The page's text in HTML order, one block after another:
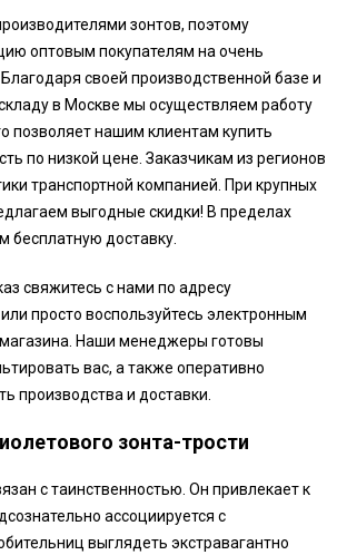
зонтов, поэтому
оптовым покупателям на очень
своей производственной базе и
в Москве мы осуществляем работу
позволяет нашим клиентам купить
по низкой цене. Заказчикам из регионов
транспортной компанией. При крупных
выгодные скидки! В пределах
доставку.
свяжитесь с нами по адресу
просто воспользуйтесь электронным
Наши менеджеры готовы
вас, а также оперативно
производства и доставки.
зонта-трости
с таинственностью. Он привлекает к
ассоциируется с
выглядеть экстравагантно